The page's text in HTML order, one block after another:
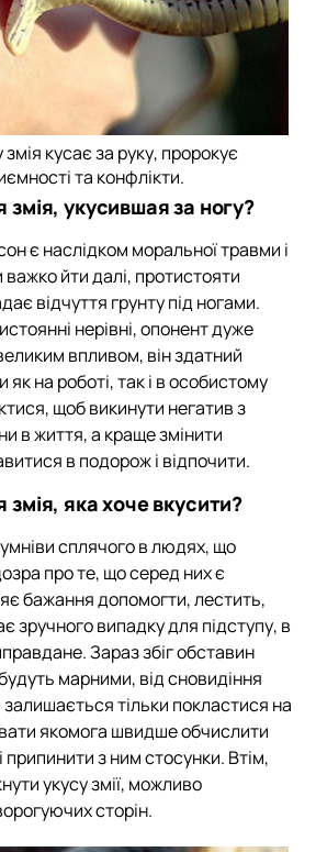
кусає за руку, пророкує
та конфлікти.
змія, укусившая за ногу?
є наслідком моральної травми і
йти далі, протистояти
відчуття грунту під ногами.
нерівні, опонент дуже
впливом, він здатний
на роботі, так і в особистому
щоб викинути негатив з
в життя, а краще змінити
в подорож і відпочити.
яка хоче вкусити?
сплячого в людях, що
про те, що серед них є
бажання допомогти, лестить,
зручного випадку для підступу, в
Зараз збіг обставин
марними, від сновидіння
тільки покластися на
якомога швидше обчислити
з ним стосунки. Втім,
укусу змії, можливо
сторін.